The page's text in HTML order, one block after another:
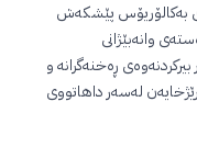
بڕوانامەی بەکالۆریۆس پێشکەش
وانەبێژانی
ڕەخنەگرانە و
لەسەر داهاتووی